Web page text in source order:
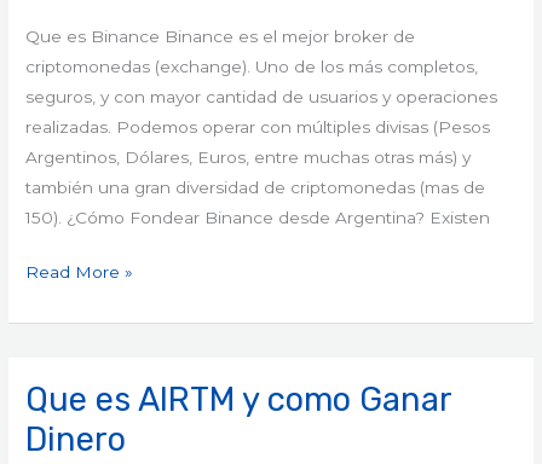
Que es Binance Binance es el mejor broker de
criptomonedas (exchange). Uno de los más completos,
seguros, y con mayor cantidad de usuarios y operaciones
realizadas. Podemos operar con múltiples divisas (Pesos
Argentinos, Dólares, Euros, entre muchas otras más) y
también una gran diversidad de criptomonedas (mas de
150). ¿Cómo Fondear Binance desde Argentina? Existen
para
comprar
criptomonedas
Read More »
Que es AIRTM y como Ganar
Dinero
Que
es
AIRTM